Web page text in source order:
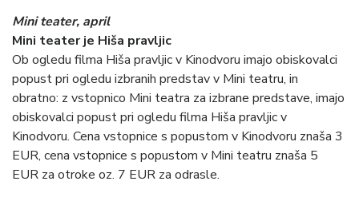
Mini teater, april
Mini teater je Hiša pravljic
Ob ogledu filma Hiša pravljic v Kinodvoru imajo obiskovalci
popust pri ogledu izbranih predstav v Mini teatru, in
obratno: z vstopnico Mini teatra za izbrane predstave, imajo
obiskovalci popust pri ogledu filma Hiša pravljic v
Kinodvoru. Cena vstopnice s popustom v Kinodvoru znaša 3
EUR, cena vstopnice s popustom v Mini teatru znaša 5
EUR za otroke oz. 7 EUR za odrasle.